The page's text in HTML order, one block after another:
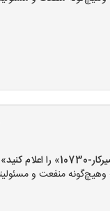
کنید»
منفعت و